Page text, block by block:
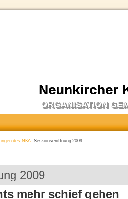
Neunkircher
ORGANISATION
des NKA Sessionseröffnung 2009
2009
mehr schief gehen